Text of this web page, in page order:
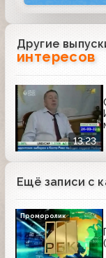
Другие
интересов
13:23
Ещё записи с
Проморолик